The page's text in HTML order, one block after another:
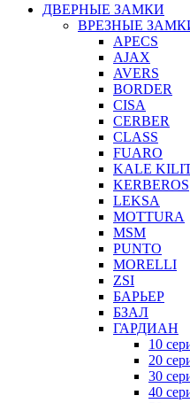
ДВЕРНЫЕ ЗАМКИ
ВРЕЗНЫЕ
APECS
AJAX
AVERS
BORDER
CISA
CERBER
CLASS
FUARO
KALE
KERBEROS
LEKSA
MOTTURA
MSM
PUNTO
MORELLI
ZSI
БАРЬЕР
БЗАЛ
ГАРДИАН
10
20
30
40